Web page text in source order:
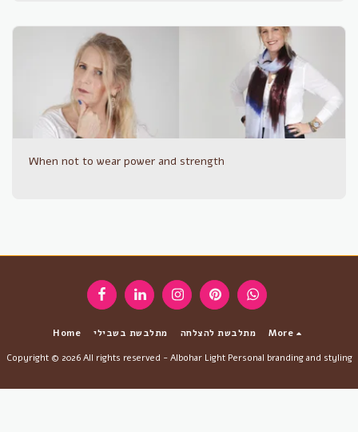
When not to wear power and strength
Home מתלבשת בשבילי מתלבשת להצלחה More
Copyright © 2026 All rights reserved - Albohar Light Personal branding and styling